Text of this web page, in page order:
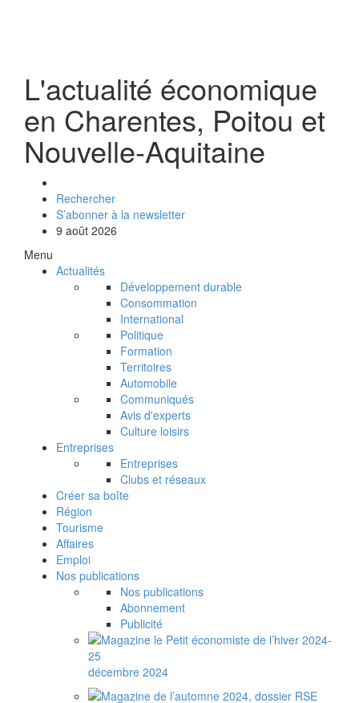
L'actualité économique
en Charentes, Poitou et
Nouvelle-Aquitaine
Rechercher
S’abonner à la newsletter
9 août 2026
Menu
Actualités
Développement durable
Consommation
International
Politique
Formation
Territoires
Automobile
Communiqués
Avis d'experts
Culture loisirs
Entreprises
Entreprises
Clubs et réseaux
Créer sa boîte
Région
Tourisme
Affaires
Emploi
Nos publications
Nos publications
Abonnement
Publicité
décembre 2024